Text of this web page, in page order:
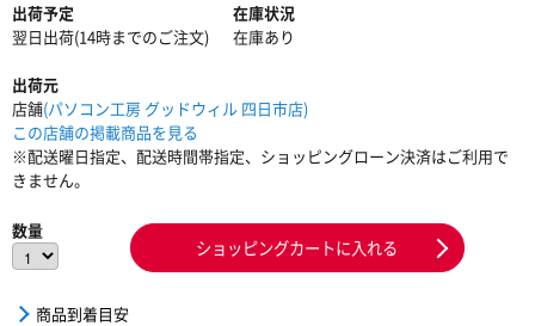
出荷予定
翌日出荷(14時までのご注文)
在庫状況
在庫あり
出荷元
店舗(パソコン工房 グッドウィル 四日市店)
この店舗の掲載商品を見る
※配送曜日指定、配送時間帯指定、ショッピングローン決済はご利用で
きません。
数量
ショッピングカートに入れる
商品到着目安